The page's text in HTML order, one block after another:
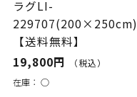
ラグLI-
229707(200×250cm)
【送料無料】
19,800円
（税込）
在庫： ○